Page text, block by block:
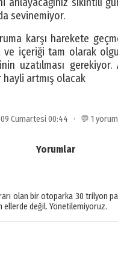
sevinemiyor.
karşı harekete
içeriği tam olarak
uzatılması
hayli artmış olacak
Cumartesi 00:44 · 💬 1
Yorumlar
olan bir otoparka 30 trilyon
ellerde değil. Yönetilemiyoruz.